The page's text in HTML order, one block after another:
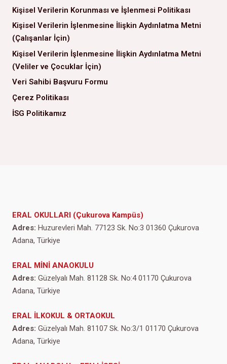
Kişisel Verilerin Korunması ve İşlenmesi Politikası
Kişisel Verilerin İşlenmesine İlişkin Aydınlatma Metni
(Çalışanlar İçin)
Kişisel Verilerin İşlenmesine İlişkin Aydınlatma Metni
(Veliler ve Çocuklar İçin)
Veri Sahibi Başvuru Formu
Çerez Politikası
İSG Politikamız
ERAL OKULLARI (Çukurova Kampüs)
Adres: Huzurevleri Mah. 77123 Sk. No:3 01360 Çukurova
Adana, Türkiye
ERAL MİNİ ANAOKULU
Adres: Güzelyalı Mah. 81128 Sk. No:4 01170 Çukurova
Adana, Türkiye
ERAL İLKOKUL & ORTAOKUL
Adres: Güzelyalı Mah. 81107 Sk. No:3/1 01170 Çukurova
Adana, Türkiye